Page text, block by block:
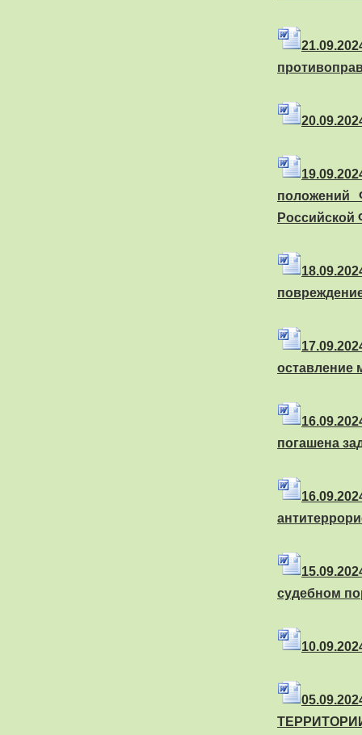
21
20
19
положений
Российской
18
17
оставление
16
погашена
16
15
судебном
10
05